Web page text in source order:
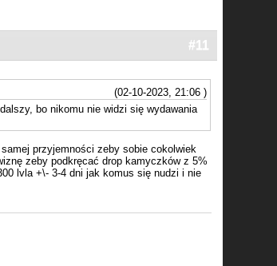
#11
(02-10-2023, 21:06 )
bo nikomu nie widzi się wydawania
przyjemności zeby sobie cokolwiek
zeby podkręcać drop kamyczków z 5%
lvla +\- 3-4 dni jak komus się nudzi i nie